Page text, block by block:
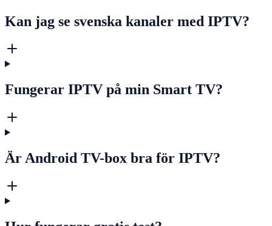
Kan jag se svenska kanaler med IPTV?
Fungerar IPTV på min Smart TV?
Är Android TV-box bra för IPTV?